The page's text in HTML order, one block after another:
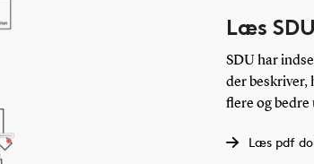
Læs
SDU har
der beskriver,
flere og
Læs pdf